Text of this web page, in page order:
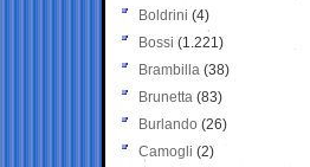
Boldrini (4)
Bossi (1.221)
Brambilla (38)
Brunetta (83)
Burlando (26)
Camogli (2)